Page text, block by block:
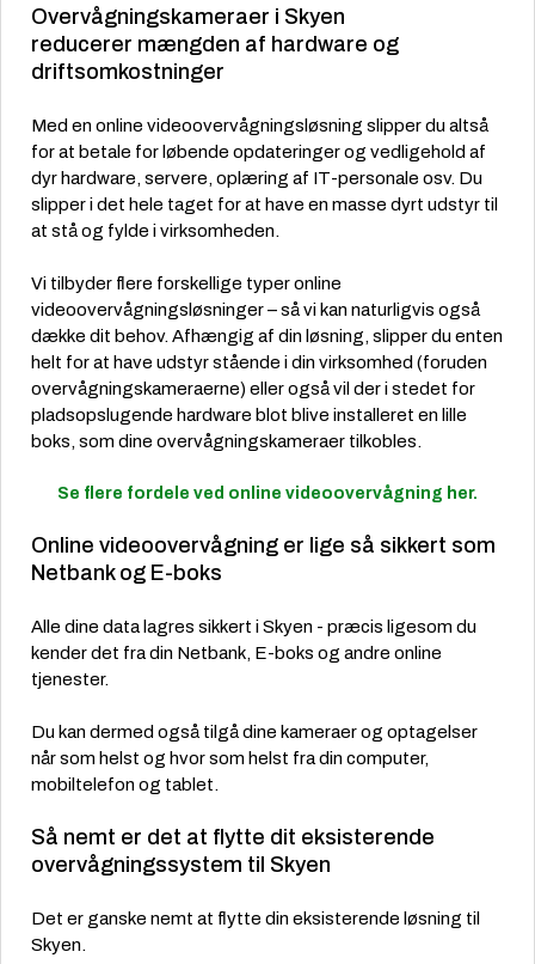
Overvågningskameraer i Skyen
reducerer mængden af hardware og
driftsomkostninger
Med en online videoovervågningsløsning slipper du altså
for at betale for løbende opdateringer og vedligehold af
dyr hardware, servere, oplæring af IT-personale osv. Du
slipper i det hele taget for at have en masse dyrt udstyr til
at stå og fylde i virksomheden.
Vi tilbyder flere forskellige typer online
videoovervågningsløsninger – så vi kan naturligvis også
dække dit behov. Afhængig af din løsning, slipper du enten
helt for at have udstyr stående i din virksomhed (foruden
overvågningskameraerne) eller også vil der i stedet for
pladsopslugende hardware blot blive installeret en lille
boks, som dine overvågningskameraer tilkobles.
Se flere fordele ved online videoovervågning her.
Online videoovervågning er lige så sikkert som
Netbank og E-boks
Alle dine data lagres sikkert i Skyen - præcis ligesom du
kender det fra din Netbank, E-boks og andre online
tjenester.
Du kan dermed også tilgå dine kameraer og optagelser
når som helst og hvor som helst fra din computer,
mobiltelefon og tablet.
Så nemt er det at flytte dit eksisterende
overvågningssystem til Skyen
Det er ganske nemt at flytte din eksisterende løsning til
Skyen.